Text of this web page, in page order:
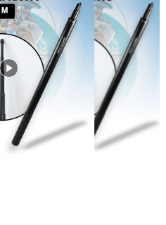
pembelian produk ini:
GoPro Ultra Long Invisible
YZ520